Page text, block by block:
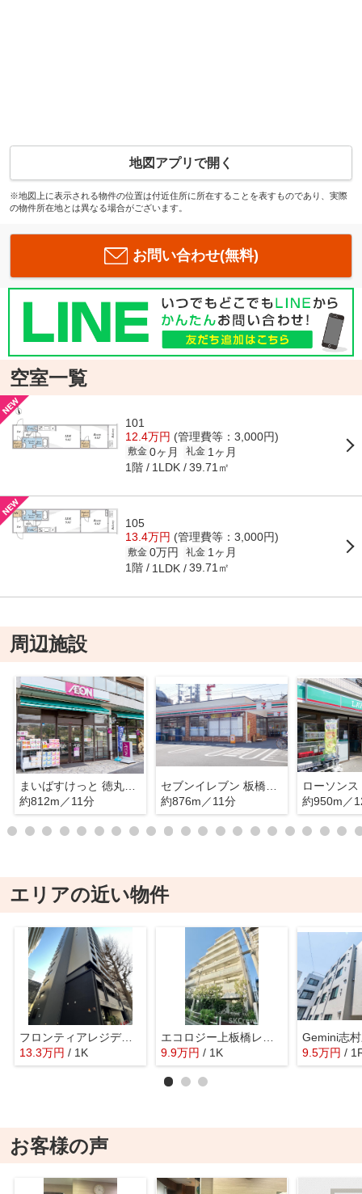
地図アプリで開く
※地図上に表示される物件の位置は付近住所に所在することを表すものであり、実際
の物件所在地とは異なる場合がございます。
お問い合わせ(無料)
空室一覧
101
12.4万円 (管理費等：3,000円)
敷金 0ヶ月 礼金 1ヶ月
1階 1LDK 39.71㎡
105
13.4万円 (管理費等：3,000円)
敷金 0万円 礼金 1ヶ月
1階 1LDK 39.71㎡
周辺施設
まいばすけっと 徳丸6丁目店
約812m／11分
セブンイレブン 板橋徳丸6丁目店
約876m／11分
約950m／
エリアの近い物件
フロンティアレジデンス板橋
13.3万円 / 1K
9.9万円 / 1K
Gemini志
9.5万円 /
お客様の声